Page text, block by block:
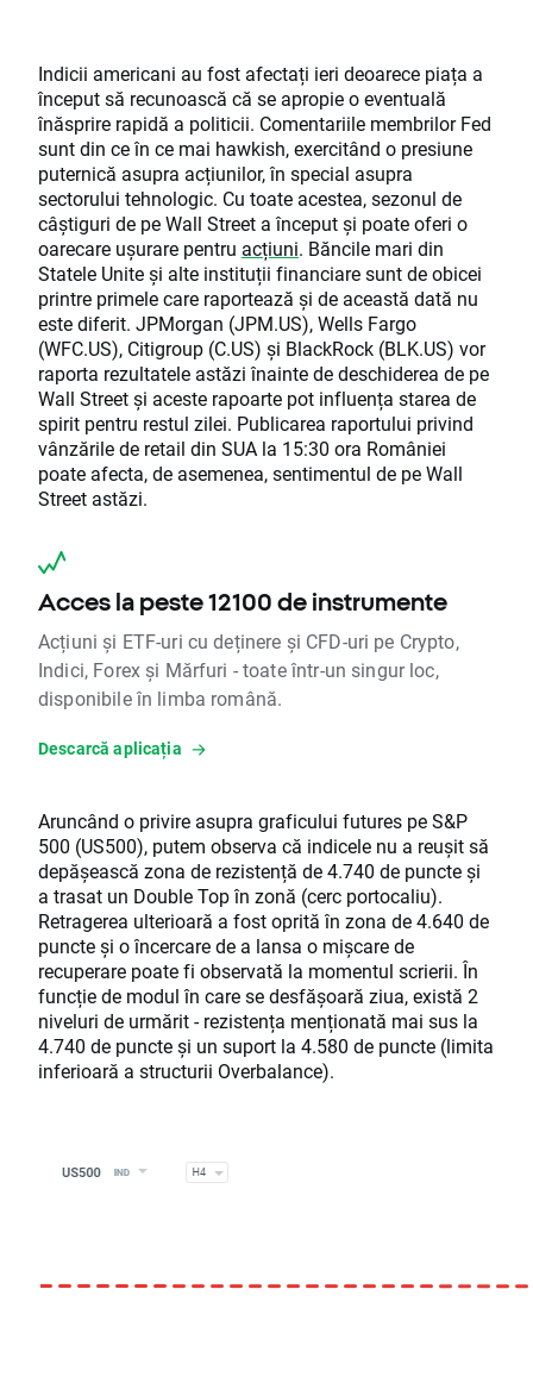
Indicii americani au fost afectați ieri deoarece piața a
început să recunoască că se apropie o eventuală
înăsprire rapidă a politicii. Comentariile membrilor Fed
sunt din ce în ce mai hawkish, exercitând o presiune
puternică asupra acțiunilor, în special asupra
sectorului tehnologic. Cu toate acestea, sezonul de
câștiguri de pe Wall Street a început și poate oferi o
oarecare ușurare pentru acțiuni. Băncile mari din
Statele Unite și alte instituții financiare sunt de obicei
printre primele care raportează și de această dată nu
este diferit. JPMorgan (JPM.US), Wells Fargo
(WFC.US), Citigroup (C.US) și BlackRock (BLK.US) vor
raporta rezultatele astăzi înainte de deschiderea de pe
Wall Street și aceste rapoarte pot influența starea de
spirit pentru restul zilei. Publicarea raportului privind
vânzările de retail din SUA la 15:30 ora României
poate afecta, de asemenea, sentimentul de pe Wall
Street astăzi.
Acces la peste 12100 de instrumente
Acțiuni și ETF-uri cu deținere și CFD-uri pe Crypto,
Indici, Forex și Mărfuri - toate într-un singur loc,
disponibile în limba română.
Descarcă aplicația
Aruncând o privire asupra graficului futures pe S&P
500 (US500), putem observa că indicele nu a reușit să
depășească zona de rezistență de 4.740 de puncte și
a trasat un Double Top în zonă (cerc portocaliu).
Retragerea ulterioară a fost oprită în zona de 4.640 de
puncte și o încercare de a lansa o mișcare de
recuperare poate fi observată la momentul scrierii. În
funcție de modul în care se desfășoară ziua, există 2
niveluri de urmărit - rezistența menționată mai sus la
4.740 de puncte și un suport la 4.580 de puncte (limita
inferioară a structurii Overbalance).